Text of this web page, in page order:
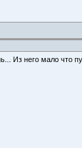
Из него мало что